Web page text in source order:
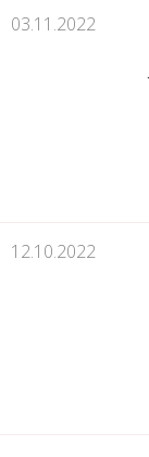
03.11.2022
12.10.2022